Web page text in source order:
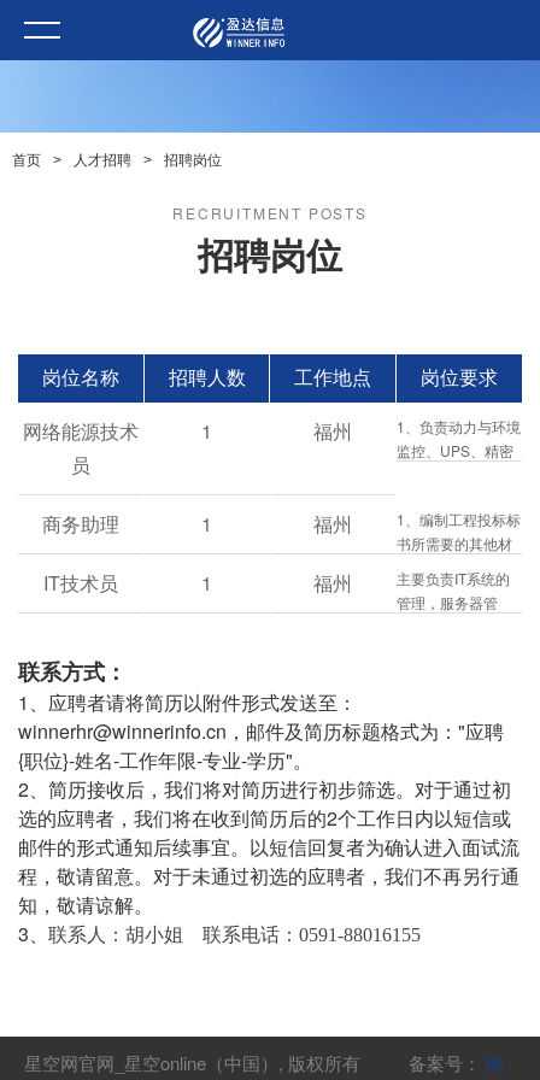
首页 > 人才招聘 > 招聘岗位
RECRUITMENT POSTS
招聘岗位
岗位名称 招聘人数 工作地点 岗位要求
网络能源技术
员
1 福州
1、负责动力与环境
监控、UPS、精密
责控制工程进度、
管控工程质量、组
织验收及客户培
训，对工程质量、
进度、成本负责；
商务助理 1 福州
1、编制工程投标标
书所需要的其他材
2、配合工程技术部
工程师日常工作；
5、VSCP(厂家)系
方案的配置报价。
IT技术员 1 福州
主要负责IT系统的
管理，服务器管
联系方式：
1、应聘者请将简历以附件形式发送至：
winnerhr@winnerinfo.cn，邮件及简历标题格式为："应聘
{职位}-姓名-工作年限-专业-学历"。
2、简历接收后，我们将对简历进行初步筛选。对于通过初
选的应聘者，我们将在收到简历后的2个工作日内以短信或
邮件的形式通知后续事宜。以短信回复者为确认进入面试流
程，敬请留意。对于未通过初选的应聘者，我们不再另行通
知，敬请谅解。
3、 联系人：胡小姐 联系电话：0591-88016155
星空网官网_星空online（中国）, 版权所有 备案号： 闽